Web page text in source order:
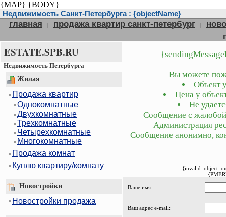
{MAP} {BODY}
Недвижимость Санкт-Петербурга : {objectName}
главная | продажа квартир санкт-петербург |
ESTATE.SPB.RU
Недвижимость Петербурга
Жилая
Продажа квартир
Однокомнатные
Двухкомнатные
Трехкомнатные
Четырехкомнатные
Многокомнатные
Продажа комнат
Куплю квартиру/комнату
Новостройки
Новостройки продажа
Вы можете
Объект
Цена у
Не
Сообщение с жалобой
Администрация
Сообщение анонимно,
Ваше имя:
Ваш адрес e-mail: